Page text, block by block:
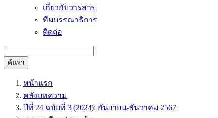
เกี่ยวกับวารสาร
ทีมบรรณาธิการ
ติดต่อ
ค้นหา
หน้าแรก
คลังบทความ
ปีที่ 24 ฉบับที่ 3 (2024): กันยายน-ธันวาคม 2567